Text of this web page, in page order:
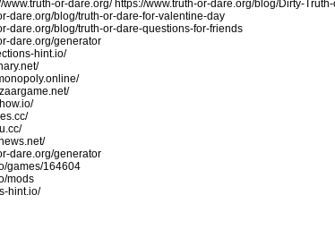
www.truth-or-dare.org/ https://www.truth-or-dare.org/blog/Dirty-
dare.org/blog/truth-or-dare-for-valentine-day
dare.org/blog/truth-or-dare-questions-for-friends
dare.org/generator
hint.io/
dare.org/generator
games/164604
mods
hint.io/